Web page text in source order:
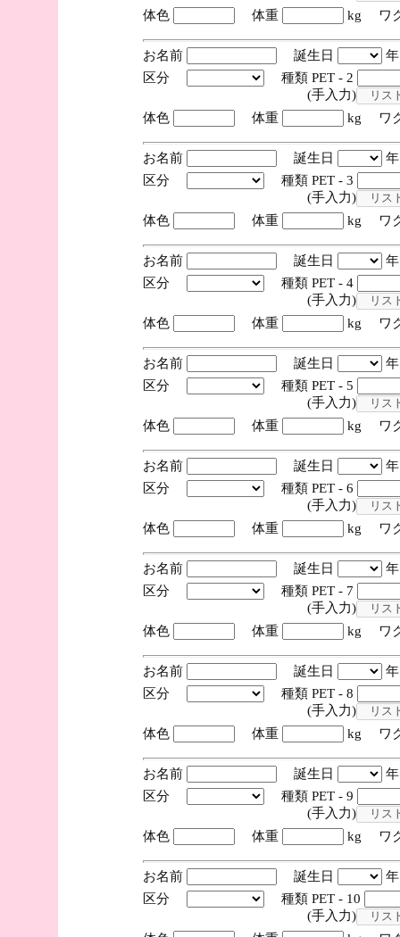
体色
体重 kg ワ
お名前 誕生日
区分
種類 PET - 2
(手入力)
体色
体重 kg ワ
お名前 誕生日
区分
種類 PET - 3
(手入力)
体色
体重 kg ワ
お名前 誕生日
区分
種類 PET - 4
(手入力)
体色
体重 kg ワ
お名前 誕生日
区分
種類 PET - 5
(手入力)
体色
体重 kg ワ
お名前 誕生日
区分
種類 PET - 6
(手入力)
体色
体重 kg ワ
お名前 誕生日
区分
種類 PET - 7
(手入力)
体色
体重 kg ワ
お名前 誕生日
区分
種類 PET - 8
(手入力)
体色
体重 kg ワ
お名前 誕生日
区分
種類 PET - 9
(手入力)
体色
体重 kg ワ
お名前 誕生日
区分
種類 PET - 10
(手入力)